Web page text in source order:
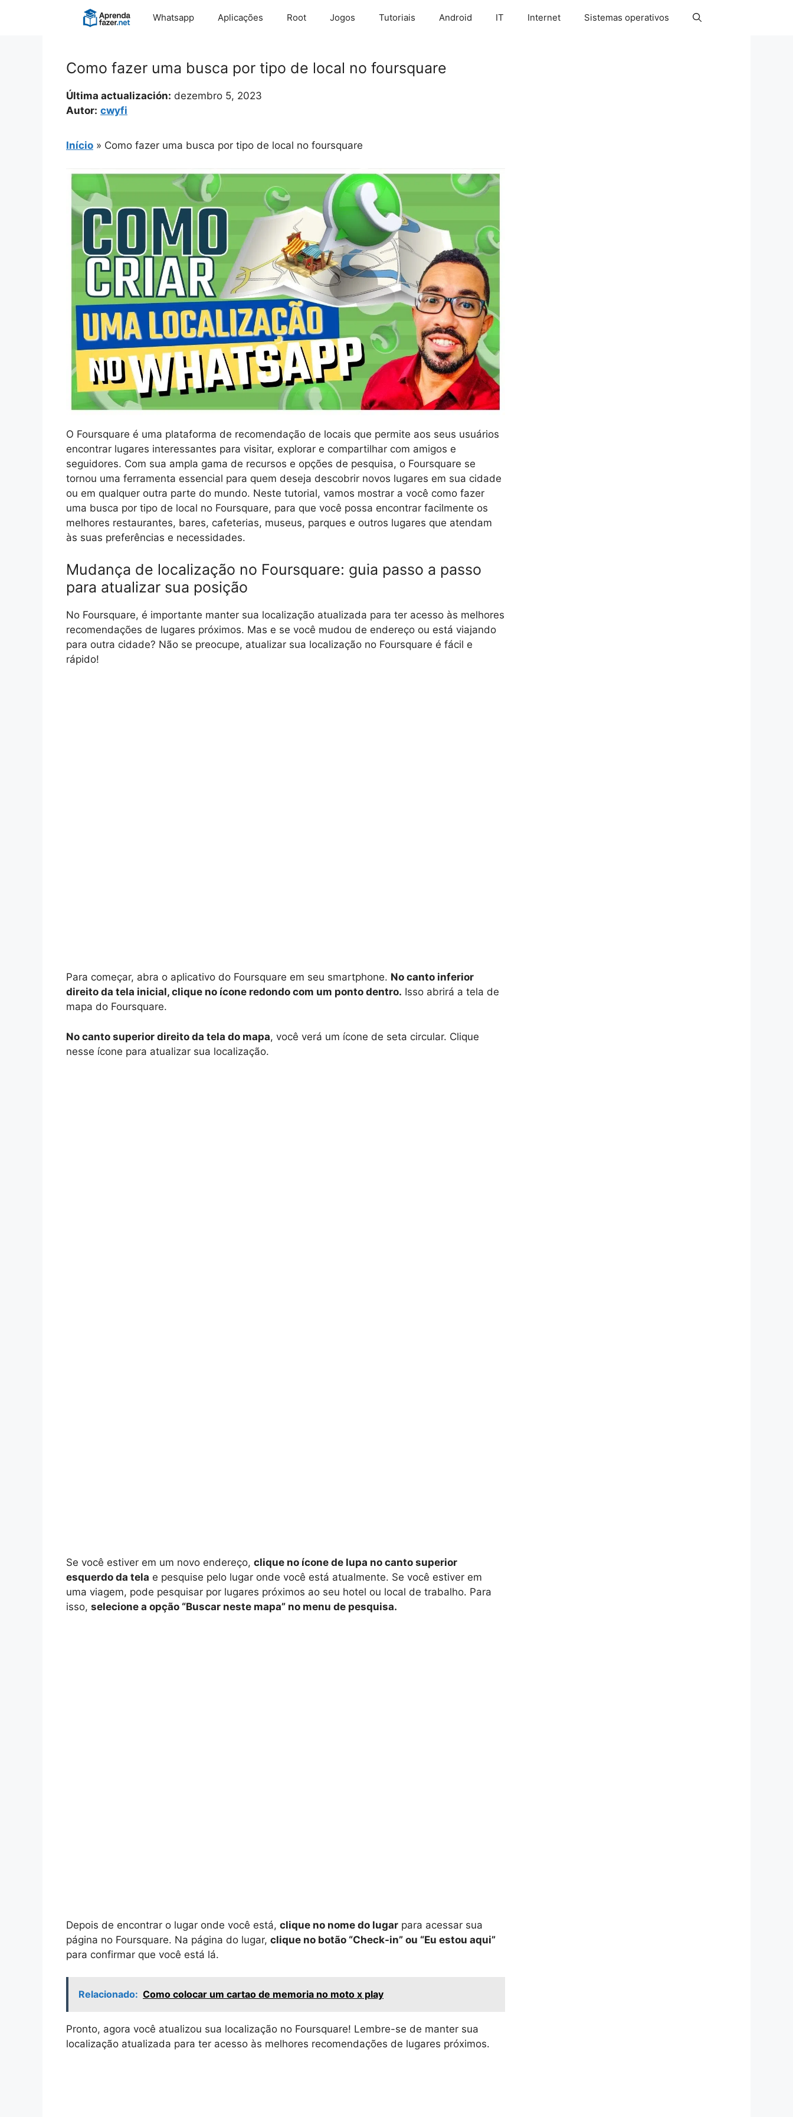
Whatsapp Aplicações Root Jogos Tutoriais Android IT Internet Sistemas operativos
Como fazer uma busca por tipo de local no foursquare
Última actualización: dezembro 5, 2023
Autor: cwyfi
Início » Como fazer uma busca por tipo de local no foursquare
O Foursquare é uma plataforma de recomendação de locais que permite aos seus usuários
encontrar lugares interessantes para visitar, explorar e compartilhar com amigos e
seguidores. Com sua ampla gama de recursos e opções de pesquisa, o Foursquare se
tornou uma ferramenta essencial para quem deseja descobrir novos lugares em sua cidade
ou em qualquer outra parte do mundo. Neste tutorial, vamos mostrar a você como fazer
uma busca por tipo de local no Foursquare, para que você possa encontrar facilmente os
melhores restaurantes, bares, cafeterias, museus, parques e outros lugares que atendam
às suas preferências e necessidades.
Mudança de localização no Foursquare: guia passo a passo
para atualizar sua posição
No Foursquare, é importante manter sua localização atualizada para ter acesso às melhores
recomendações de lugares próximos. Mas e se você mudou de endereço ou está viajando
para outra cidade? Não se preocupe, atualizar sua localização no Foursquare é fácil e
rápido!
Para começar, abra o aplicativo do Foursquare em seu smartphone. No canto inferior
direito da tela inicial, clique no ícone redondo com um ponto dentro. Isso abrirá a tela de
mapa do Foursquare.
No canto superior direito da tela do mapa, você verá um ícone de seta circular. Clique
nesse ícone para atualizar sua localização.
Se você estiver em um novo endereço, clique no ícone de lupa no canto superior
esquerdo da tela e pesquise pelo lugar onde você está atualmente. Se você estiver em
uma viagem, pode pesquisar por lugares próximos ao seu hotel ou local de trabalho. Para
isso, selecione a opção “Buscar neste mapa” no menu de pesquisa.
Depois de encontrar o lugar onde você está, clique no nome do lugar para acessar sua
página no Foursquare. Na página do lugar, clique no botão “Check-in” ou “Eu estou aqui”
para confirmar que você está lá.
Relacionado: Como colocar um cartao de memoria no moto x play
Pronto, agora você atualizou sua localização no Foursquare! Lembre-se de manter sua
localização atualizada para ter acesso às melhores recomendações de lugares próximos.